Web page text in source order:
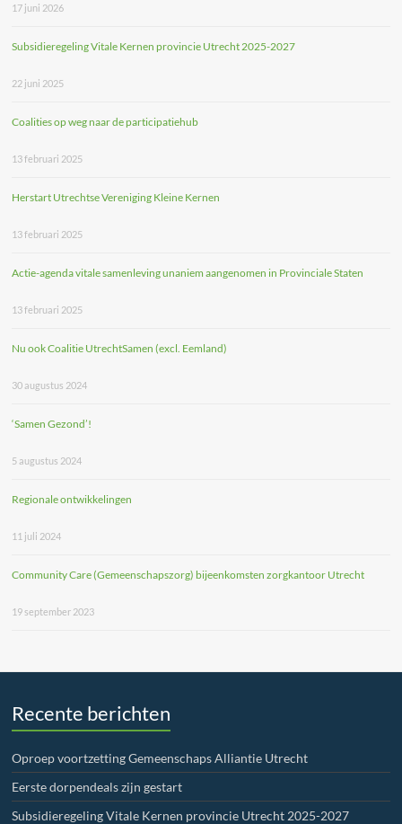
17 juni 2026
Subsidieregeling Vitale Kernen provincie Utrecht 2025-2027
22 juni 2025
Coalities op weg naar de participatiehub
13 februari 2025
Herstart Utrechtse Vereniging Kleine Kernen
13 februari 2025
Actie-agenda vitale samenleving unaniem aangenomen in Provinciale Staten
13 februari 2025
Nu ook Coalitie UtrechtSamen (excl. Eemland)
30 augustus 2024
‘Samen Gezond’!
5 augustus 2024
Regionale ontwikkelingen
11 juli 2024
Community Care (Gemeenschapszorg) bijeenkomsten zorgkantoor Utrecht
19 september 2023
Recente berichten
Oproep voortzetting Gemeenschaps Alliantie Utrecht
Eerste dorpendeals zijn gestart
Subsidieregeling Vitale Kernen provincie Utrecht 2025-2027